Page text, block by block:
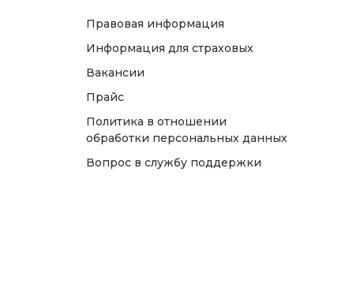
Правовая информация
Информация для страховых
Вакансии
Прайс
Политика в отношении
обработки персональных данных
Вопрос в службу поддержки